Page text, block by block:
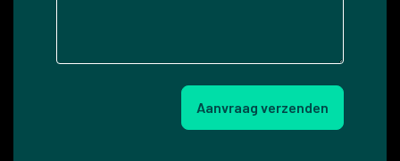
Aanvraag verzenden